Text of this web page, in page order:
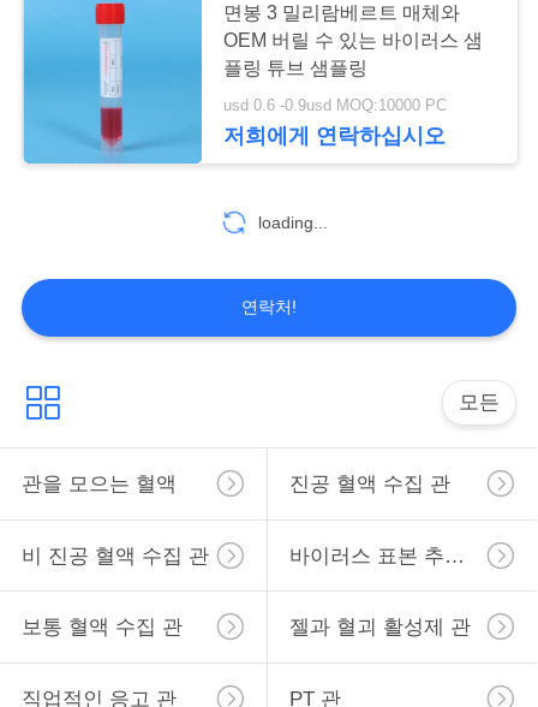
요
세
요
사
이
트
맵
PRIVACY
POLICY
젤과 혈괴 활성제 관
직업적인 응고 관
PT 관
45
면봉 3 밀리람베르트 매체와
OEM 버릴 수 있는 바이러스 샘
플링 튜브 샘플링
usd 0.6 -0.9usd MOQ:10000 PC
저희에게 연락하십시오
loading...
연락처!
모든
관을 모으는 혈액 진공 혈액 수집 관
비 진공 혈액 수집 관 바이러스 표본 추출 관
보통 혈액 수집 관 젤과 혈괴 활성제 관
직업적인 응고 관 PT 관